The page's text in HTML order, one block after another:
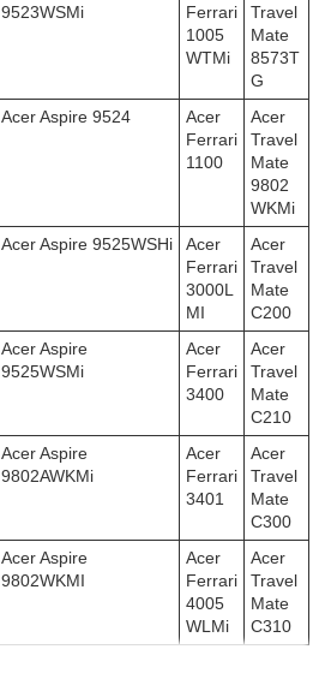
9523WSMi
Ferrari
1005
WTMi
Travel
Mate
8573T
G
Acer Aspire 9524
Acer
Ferrari
1100
Acer
Travel
Mate
9802
WKMi
Acer Aspire 9525WSHi
Acer
Ferrari
3000L
MI
Acer
Travel
Mate
C200
Acer Aspire
9525WSMi
Acer
Ferrari
3400
Acer
Travel
Mate
C210
Acer Aspire
9802AWKMi
Acer
Ferrari
3401
Acer
Travel
Mate
C300
Acer Aspire
9802WKMI
Acer
Ferrari
4005
WLMi
Acer
Travel
Mate
C310